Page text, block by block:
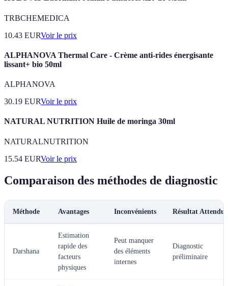
TRBCHEMEDICA
10.43 EURVoir le prix
ALPHANOVA Thermal Care - Crème anti-rides énergisante
lissant+ bio 50ml
ALPHANOVA
30.19 EURVoir le prix
NATURAL NUTRITION Huile de moringa 30ml
NATURALNUTRITION
15.54 EURVoir le prix
Comparaison des méthodes de diagnostic
Méthode Avantages Inconvénients Résultat Attendu
Darshana
Estimation
rapide des
facteurs
physiques
Peut manquer
des éléments
internes
Diagnostic
préliminaire